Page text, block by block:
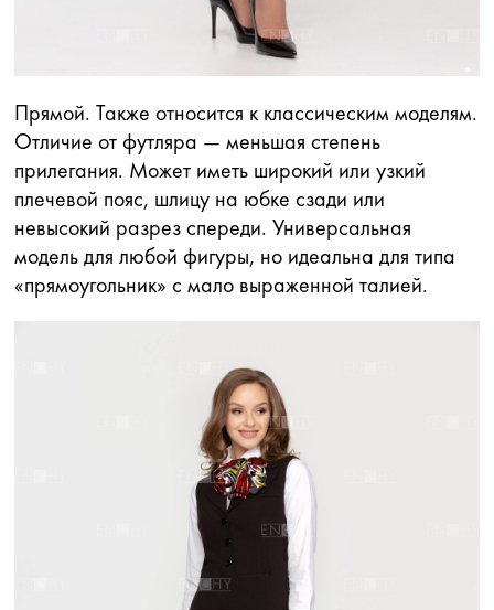
Прямой. Также относится к классическим моделям.
Отличие от футляра — меньшая степень
прилегания. Может иметь широкий или узкий
плечевой пояс, шлицу на юбке сзади или
невысокий разрез спереди. Универсальная
модель для любой фигуры, но идеальна для типа
«прямоугольник» с мало выраженной талией.